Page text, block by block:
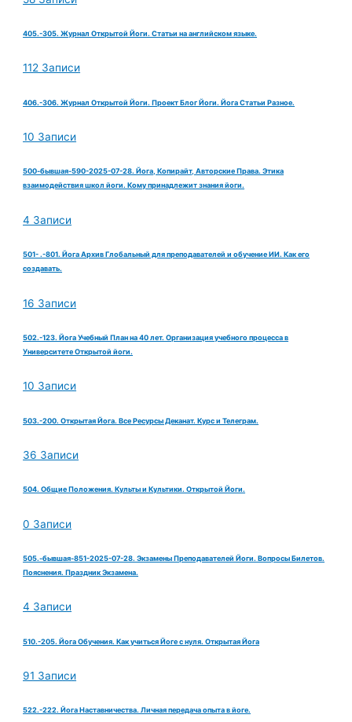
405.-305. Журнал Открытой Йоги. Статьи на английском языке.
112 Записи
406.-306. Журнал Открытой Йоги. Проект Блог Йоги. Йога Статьи Разное.
10 Записи
500-бывшая-590-2025-07-28. Йога, Копирайт, Авторские Права. Этика
взаимодействия школ йоги. Кому принадлежит знания йоги.
4 Записи
501- .-801. Йога Архив Глобальный для преподавателей и обучение ИИ. Как его
создавать.
16 Записи
502.-123. Йога Учебный План на 40 лет. Организация учебного процесса в
Университете Открытой йоги.
10 Записи
503.-200. Открытая Йога. Все Ресурсы Деканат. Курс и Телеграм.
36 Записи
504. Общие Положения. Культы и Культики. Открытой Йоги.
0 Записи
505.-бывшая-851-2025-07-28. Экзамены Преподавателей Йоги. Вопросы Билетов.
Пояснения. Праздник Экзамена.
4 Записи
510.-205. Йога Обучения. Как учиться Йоге с нуля. Открытая Йога
91 Записи
522.-222. Йога Наставничества. Личная передача опыта в йоге.